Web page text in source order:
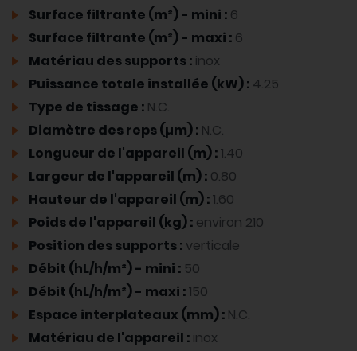
Surface filtrante (m²) - mini : 6
Surface filtrante (m²) - maxi : 6
Matériau des supports : inox
Puissance totale installée (kW) : 4.25
Type de tissage : N.C.
Diamètre des reps (µm) : N.C.
Longueur de l'appareil (m) :1.40
Largeur de l'appareil (m) : 0.80
Hauteur de l'appareil (m) :1.60
Poids de l'appareil (kg) : environ 210
Position des supports : verticale
Débit (hL/h/m²) - mini : 50
Débit (hL/h/m²) - maxi :150
Espace interplateaux (mm) : N.C.
Matériau de l'appareil : inox